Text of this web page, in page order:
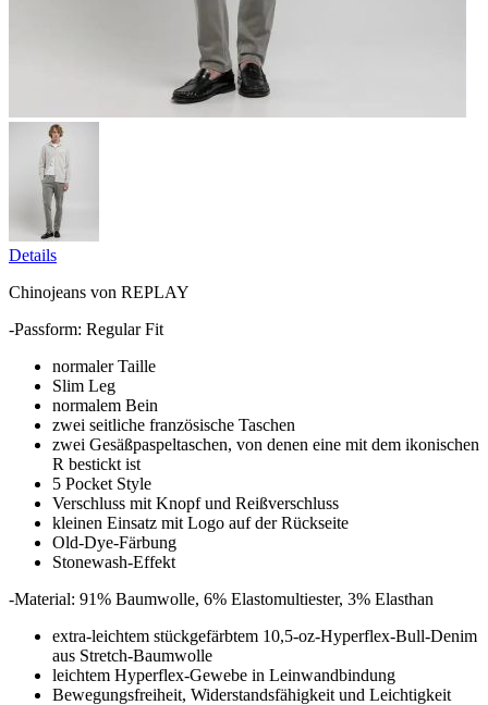
Details
Chinojeans von REPLAY
-Passform: Regular Fit
normaler Taille
Slim Leg
normalem Bein
zwei seitliche französische Taschen
zwei Gesäßpaspeltaschen, von denen eine mit dem ikonischen
R bestickt ist
5 Pocket Style
Verschluss mit Knopf und Reißverschluss
kleinen Einsatz mit Logo auf der Rückseite
Old-Dye-Färbung
Stonewash-Effekt
-Material: 91% Baumwolle, 6% Elastomultiester, 3% Elasthan
extra-leichtem stückgefärbtem 10,5-oz-Hyperflex-Bull-Denim
aus Stretch-Baumwolle
leichtem Hyperflex-Gewebe in Leinwandbindung
Bewegungsfreiheit, Widerstandsfähigkeit und Leichtigkeit